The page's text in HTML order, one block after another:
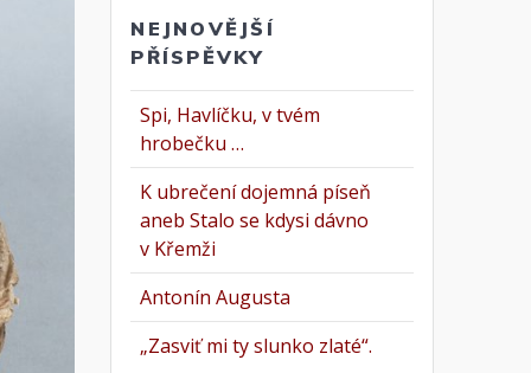
NEJNOVĚJŠÍ
PŘÍSPĚVKY
Spi, Havlíčku, v tvém
hrobečku …
K ubrečení dojemná píseň
aneb Stalo se kdysi dávno
v Křemži
Antonín Augusta
„Zasviť mi ty slunko zlaté“.